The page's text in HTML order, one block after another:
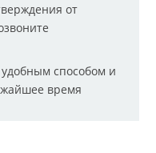
от
способом и
время